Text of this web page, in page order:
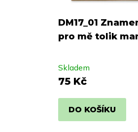
DM17_01
pro mě tolik
Skladem
75 Kč
DO KOŠÍKU